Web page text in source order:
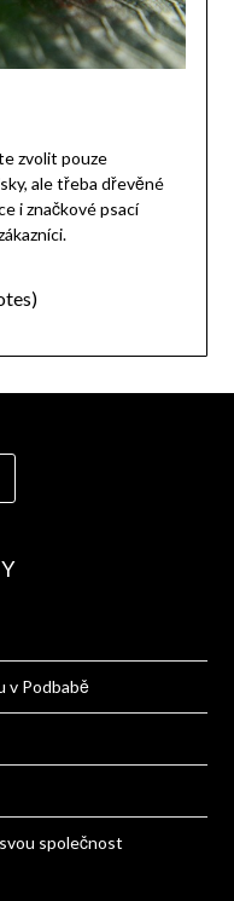
zvolit pouze
ale třeba dřevěné
i značkové psací
v Podbabě
společnost